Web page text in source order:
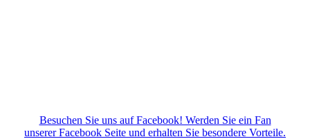
Besuchen Sie uns auf Facebook! Werden Sie ein Fan
unserer Facebook Seite und erhalten Sie besondere Vorteile.